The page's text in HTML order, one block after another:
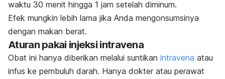
waktu 30 menit hingga 1 jam setelah diminum.
Efek mungkin lebih lama jika Anda mengonsumsinya
dengan makan berat.
Aturan pakai injeksi intravena
Obat ini hanya diberikan melalui suntikan intravena atau
infus ke pembuluh darah. Hanya dokter atau perawat